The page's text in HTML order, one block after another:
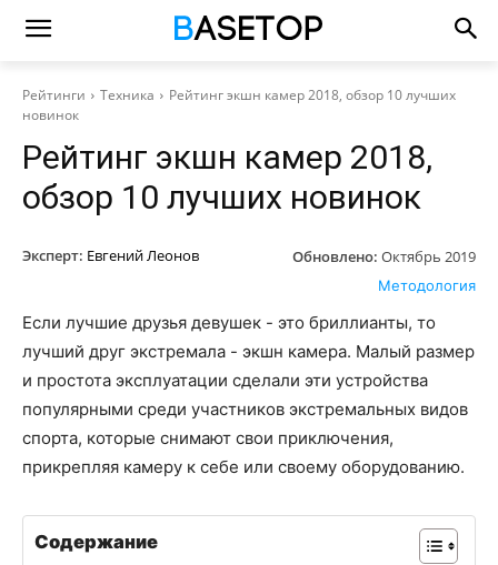
Рейтинги Техника
Рейтинг экшн камер 2018, обзор 10 лучших
новинок
Рейтинг экшн камер 2018,
обзор 10 лучших новинок
Эксперт: Евгений Леонов Обновлено: Октябрь 2019
Методология
Если лучшие друзья девушек - это бриллианты, то
лучший друг экстремала - экшн камера. Малый размер
и простота эксплуатации сделали эти устройства
популярными среди участников экстремальных видов
спорта, которые снимают свои приключения,
прикрепляя камеру к себе или своему оборудованию.
Содержание